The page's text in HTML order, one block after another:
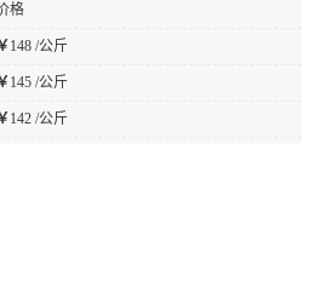
格
148 /公斤
145 /公斤
142 /公斤